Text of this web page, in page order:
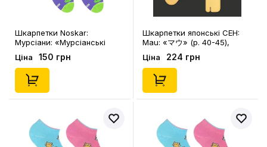
Шкарпетки Noskar:
Мурсіани: «Мурсіанські
Пригоди‎» (р. 41-46), (91627)
Ціна 150 грн
Шкарпетки японські CEH:
Mau: «マウ» (р. 40-45),
(91599)
Ціна 224 грн